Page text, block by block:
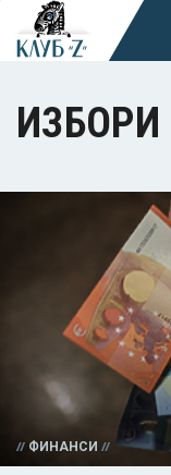
ИЗБОРИ
ФИНАНСИ